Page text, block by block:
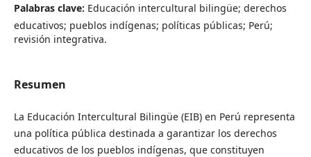
Palabras clave: Educación intercultural bilingüe; derechos
educativos; pueblos indígenas; políticas públicas; Perú;
revisión integrativa.
Resumen
La Educación Intercultural Bilingüe (EIB) en Perú representa
una política pública destinada a garantizar los derechos
educativos de los pueblos indígenas, que constituyen